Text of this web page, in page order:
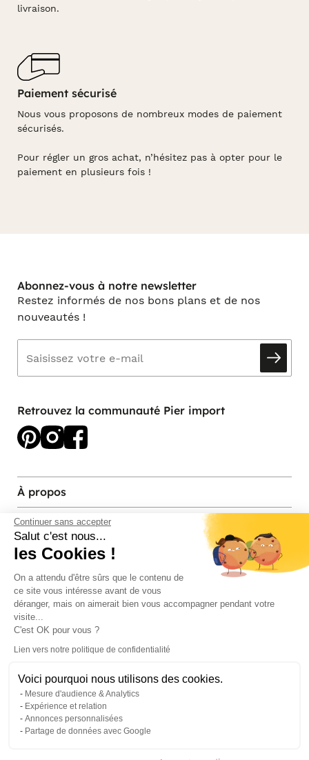
Continuer sans accepter
Salut c'est nous...
les Cookies !
On a attendu d'être sûrs que le contenu de
ce site vous intéresse avant de vous
déranger, mais on aimerait bien vous accompagner pendant votre
visite...
C'est OK pour vous ?
Lien vers notre politique de confidentialité
Voici pourquoi nous utilisons des cookies.
Mesure d'audience & Analytics
Expérience et relation
Annonces personnalisées
Partage de données avec Google
livraison.
Paiement sécurisé
Nous vous proposons de nombreux modes de paiement
sécurisés.
Pour régler un gros achat, n’hésitez pas à opter pour le
paiement en plusieurs fois !
Abonnez-vous à notre newsletter
Restez informés de nos bons plans et de nos
nouveautés !
Retrouvez la communauté Pier import
À propos
Services et contact
Magasins et Showrooms
Modes de paiement acceptés
© Pier Import2026